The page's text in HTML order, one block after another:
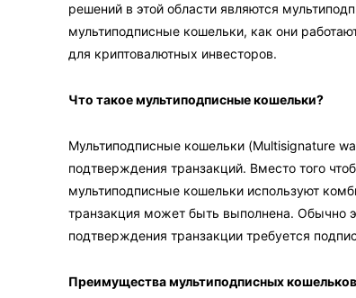
решений в этой области являются
мультиподписные кошельки, как они
для криптовалютных инвесторов.
Что такое мультиподписные кошельки?
Мультиподписные кошельки (Multisignature
подтверждения транзакций. Вместо того
мультиподписные кошельки используют
транзакция может быть выполнена. Обычно
подтверждения транзакции требуется
Преимущества мультиподписных кошельков